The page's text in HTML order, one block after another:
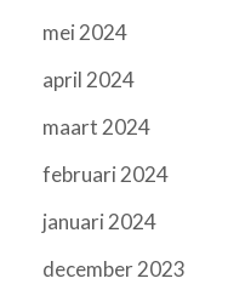
mei 2024
april 2024
maart 2024
februari 2024
januari 2024
december 2023